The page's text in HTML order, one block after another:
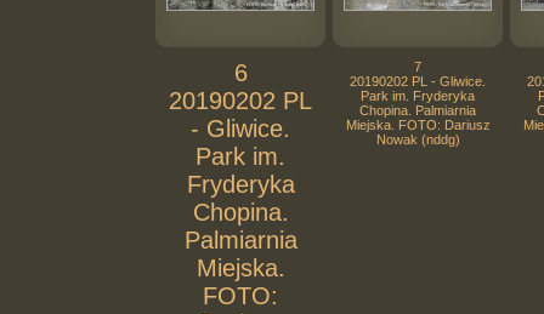
6
20190202 PL
- Gliwice.
Park im.
Fryderyka
Chopina.
Palmiarnia
Miejska.
FOTO:
7
20190202 PL - Gliwice.
Park im. Fryderyka
Chopina. Palmiarnia
Miejska. FOTO: Dariusz
Nowak (nddg)